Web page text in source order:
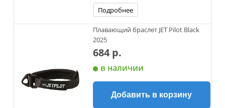
Подробнее
Плавающий браслет JET Pilot Black
2025
684 р.
в наличии
Добавить в корзину